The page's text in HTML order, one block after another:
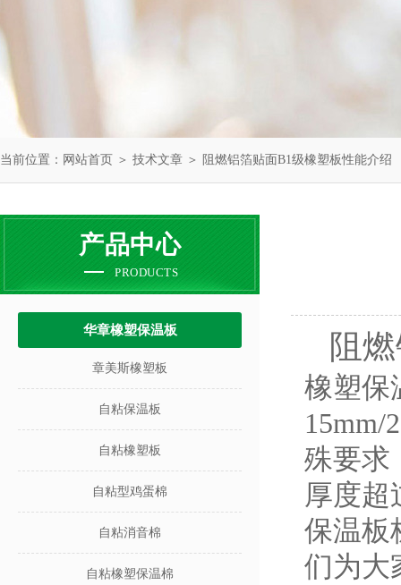
当前位置： 网站首页 ＞ 技术文章 ＞ 阻燃铝箔贴面B1级橡塑板性能介绍
产品中心
PRODUCTS
华章橡塑保温板
章美斯橡塑板
自粘保温板
自粘橡塑板
自粘型鸡蛋棉
自粘消音棉
自粘橡塑保温棉
阻
橡塑保
15mm/
殊要求
厚度超
保温板
们为大